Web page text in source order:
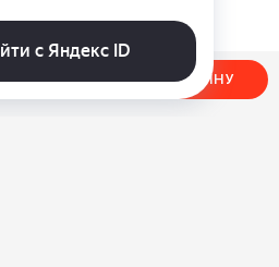
ДОБАВИТЬ В КОРЗИНУ